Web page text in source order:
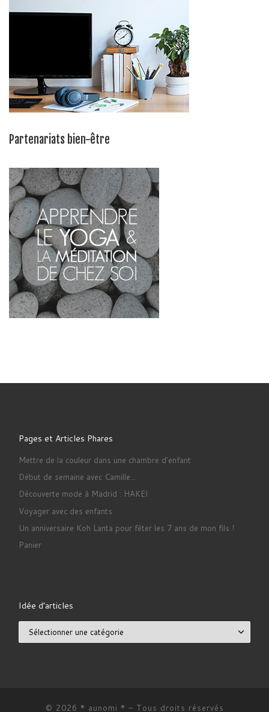
Partenariats bien-être
Pages et Articles Phares
Mettre de la couleur dans une chambre d'enfant
Début de semaine avec Camille...
Découverte mode à Madrid : HAKEI
Voyager avec des enfants
Un anniversaire Koh Lanta pour fêter les 7 ans de mon fils !
Panier
Idée d’articles
© 2026 * aunomi * – Tous droits réservés